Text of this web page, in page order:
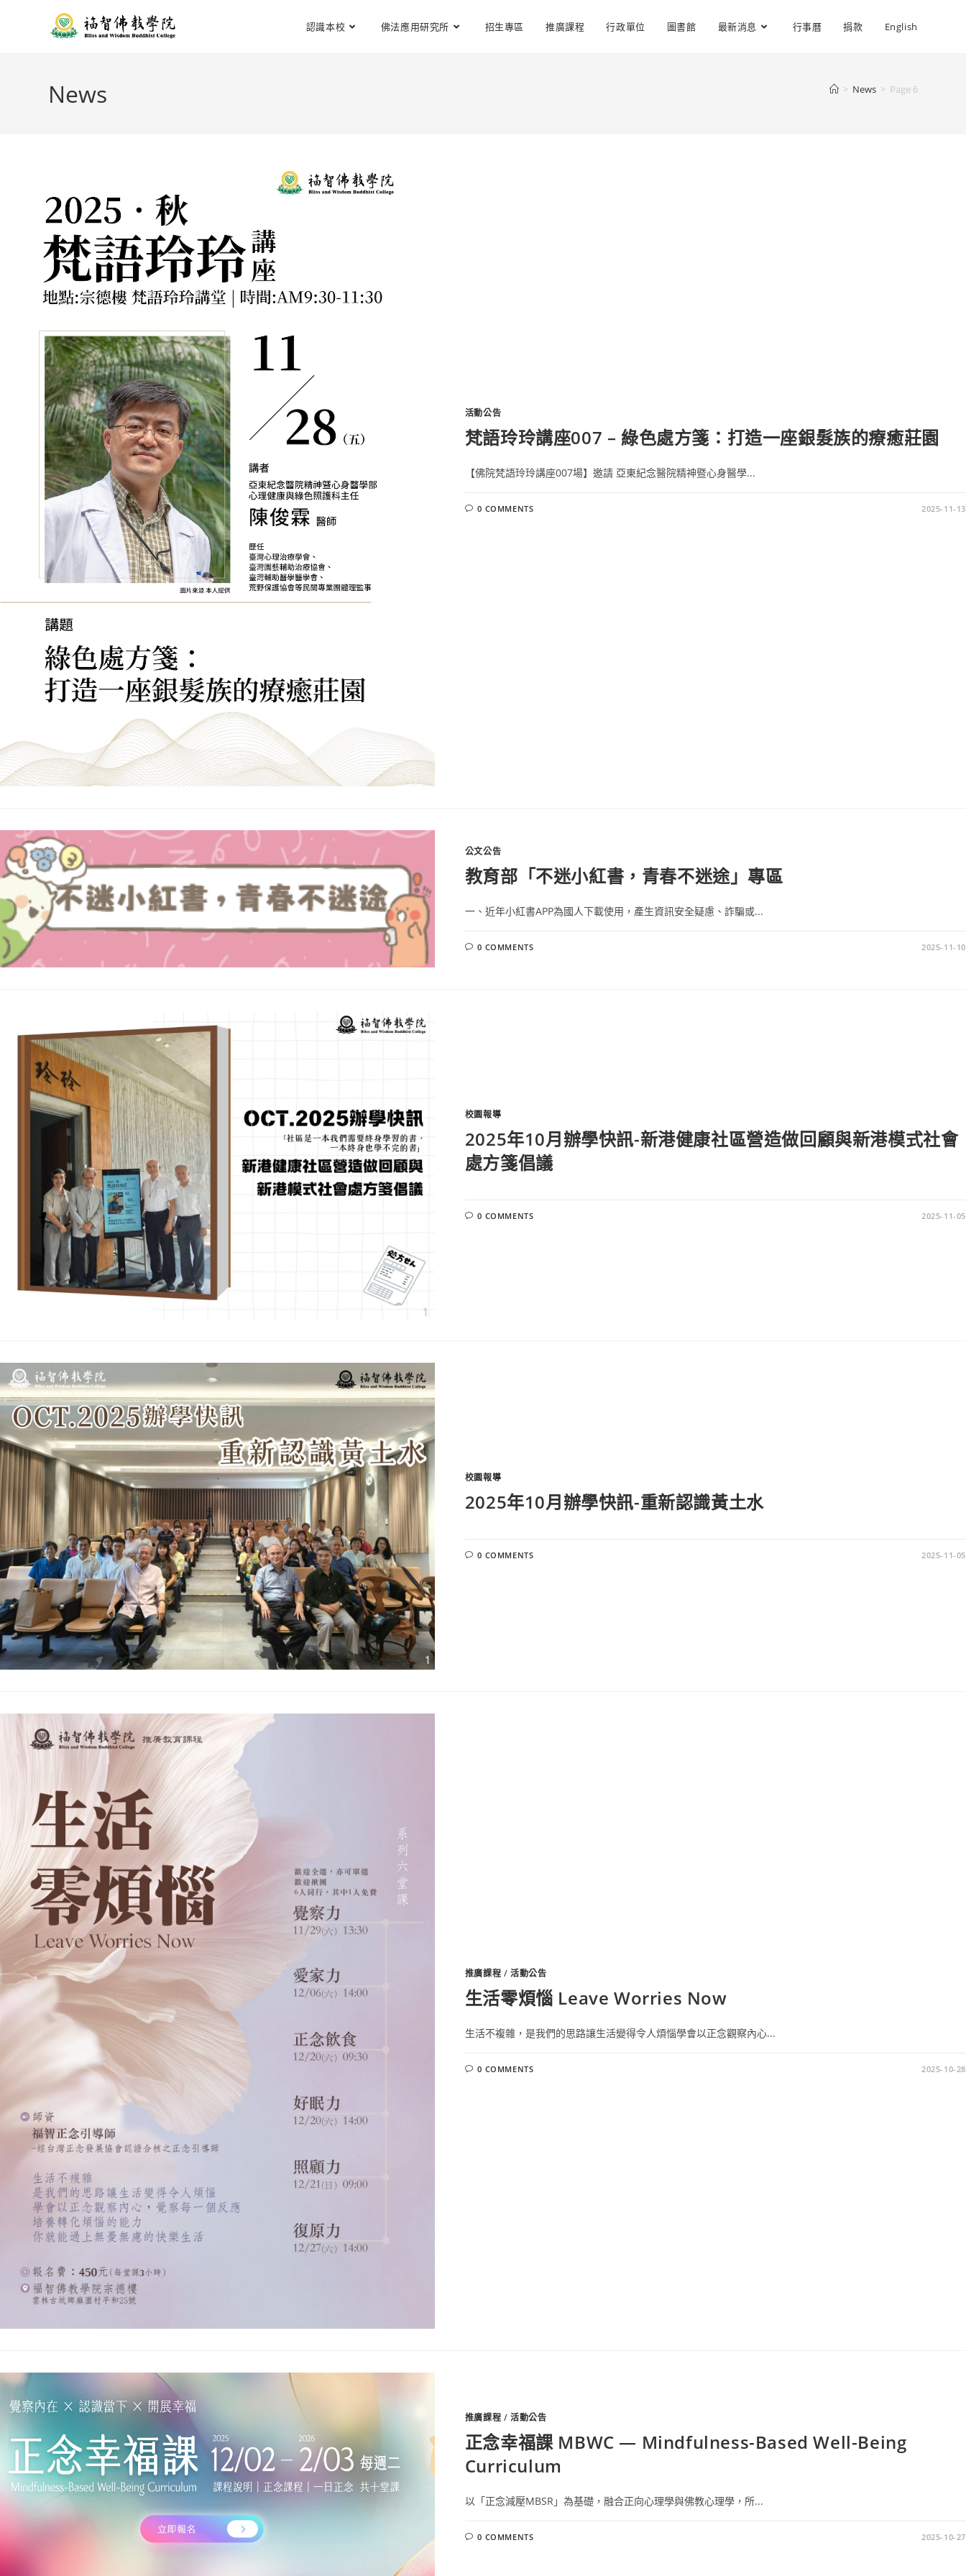
認識本校 佛法應用研究所 招生專區 推廣課程 行政單位 圖書館 最新消息 行事曆 捐款 English
News > News > Page 6
活動公告
梵語玲玲講座007 – 綠色處方箋：打造一座銀髮族的療癒莊園
【佛院梵語玲玲講座007場】邀請 亞東紀念醫院精神暨心身醫學...
0 COMMENTS 2025-11-13
公文公告
教育部「不迷小紅書，青春不迷途」專區
一、近年小紅書APP為國人下載使用，產生資訊安全疑慮、詐騙或...
0 COMMENTS 2025-11-10
校園報導
2025年10月辦學快訊-新港健康社區營造做回顧與新港模式社會
處方箋倡議
0 COMMENTS 2025-11-05
校園報導
2025年10月辦學快訊-重新認識黃土水
0 COMMENTS 2025-11-05
推廣課程 /活動公告
生活零煩惱 Leave Worries Now
生活不複雜，是我們的思路讓生活變得令人煩惱學會以正念觀察內心...
0 COMMENTS 2025-10-28
推廣課程 /活動公告
正念幸福課 MBWC — Mindfulness-Based Well-Being
Curriculum
以「正念減壓MBSR」為基礎，融合正向心理學與佛教心理學，所...
0 COMMENTS 2025-10-27